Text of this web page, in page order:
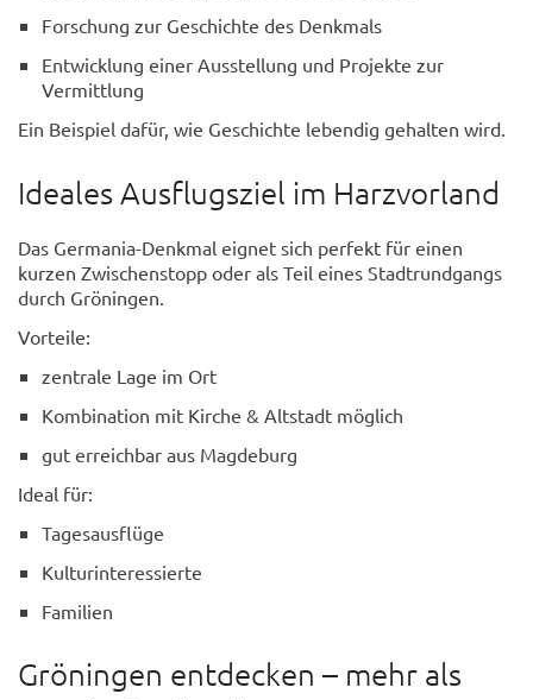
Forschung zur Geschichte des Denkmals
Entwicklung einer Ausstellung und Projekte zur
Vermittlung
Ein Beispiel dafür, wie Geschichte lebendig gehalten wird.
Ideales Ausflugsziel im Harzvorland
Das Germania-Denkmal eignet sich perfekt für einen
kurzen Zwischenstopp oder als Teil eines Stadtrundgangs
durch Gröningen.
Vorteile:
zentrale Lage im Ort
Kombination mit Kirche & Altstadt möglich
gut erreichbar aus Magdeburg
Ideal für:
Tagesausflüge
Kulturinteressierte
Familien
Gröningen entdecken – mehr als